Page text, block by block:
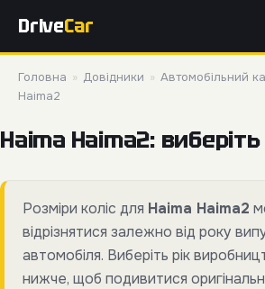
DriveCar
Головна » Довідники » Автомобільний
Haima2
Haima Haima2: виберіть
Розміри коліс для Haima Haima2
відрізнятися залежно від року
автомобіля. Виберіть рік
нижче, щоб подивитися